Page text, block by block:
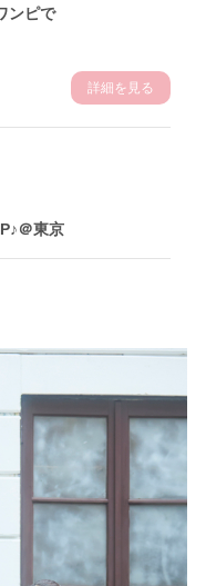
ンピで
詳細を見る
＠東京